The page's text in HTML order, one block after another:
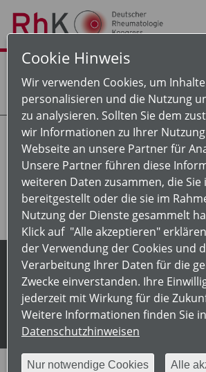
Kontakt Presse Impressum
© 2026
Cookie Hinweis
Wir verwenden Cookies, um
personalisieren und die Nutzung
zu analysieren. Sollten Sie dem
wir Informationen zu Ihrer
Webseite an unsere Partner für
Unsere Partner führen diese
weiteren Daten zusammen, die Sie
bereitgestellt oder die sie im
Nutzung der Dienste gesammelt
Klick auf "Alle akzeptieren"
der Verwendung der Cookies und
Verarbeitung Ihrer Daten für die
Zwecke einverstanden. Ihre
jederzeit mit Wirkung für die
Weitere Informationen finden Sie
Datenschutzhinweisen
Nur notwendige Cookies Alle